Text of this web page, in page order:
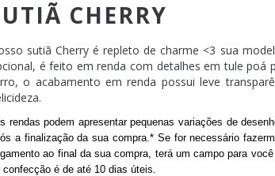
CHERRY
sutiã Cherry é repleto de charme <3 sua
é feito em renda com detalhes em tule poá
o acabamento em renda possui leve
rendas podem apresentar pequenas variações de
a finalização da sua compra.* Se for necessário
ao final da sua compra, terá um campo para
confecção é de até 10 dias úteis.